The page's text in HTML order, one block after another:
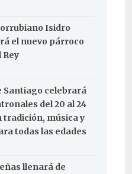
Isidro
el nuevo párroco
Rey
Santiago celebrará
del 20 al 24
tradición, música y
todas las edades
llenará de